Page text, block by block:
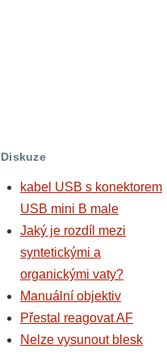
Diskuze
kabel USB s konektorem
USB mini B male
Jaký je rozdíl mezi
syntetickými a
organickými vaty?
Manuální objektiv
Přestal reagovat AF
Nelze vysunout blesk